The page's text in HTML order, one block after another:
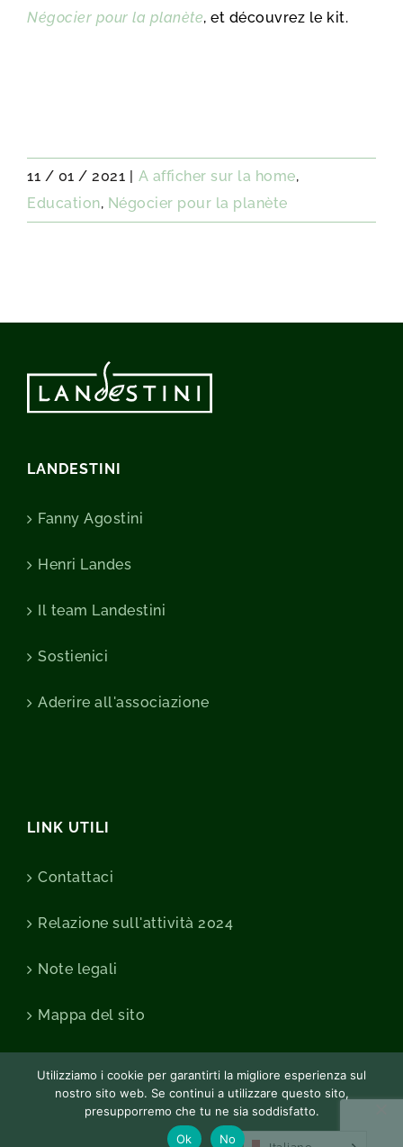
Négocier pour la planète, et découvrez le kit.
11 / 01 / 2021 | A afficher sur la home,
Education, Négocier pour la planète
LANDESTINI
Fanny Agostini
Henri Landes
Il team Landestini
Sostienici
Aderire all'associazione
LINK UTILI
Contattaci
Relazione sull'attività 2024
Note legali
Mappa del sito
Utilizziamo i cookie per garantirti la migliore esperienza sul
nostro sito web. Se continui a utilizzare questo sito,
presupporremo che tu ne sia soddisfatto.
Ok
No